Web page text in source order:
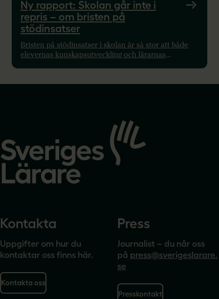
Ny rapport: Skolan går inte i
repris – om bristen på
stödinsatser
Bristen på stödinsatser i skolan är så stor att både
elevernas kunskapsutveckling och lärarnas
startsidan
Kontakta
Uppgifter om hur du
kontaktar oss finns här.
Kontakta oss
Press
Journalist – du når oss
på press@sverigeslarare.
se
Presskontakt